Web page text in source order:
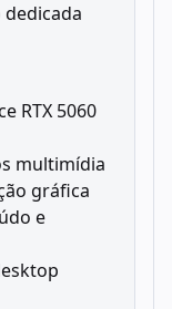
RTX 5060
multimídia
gráfica
e